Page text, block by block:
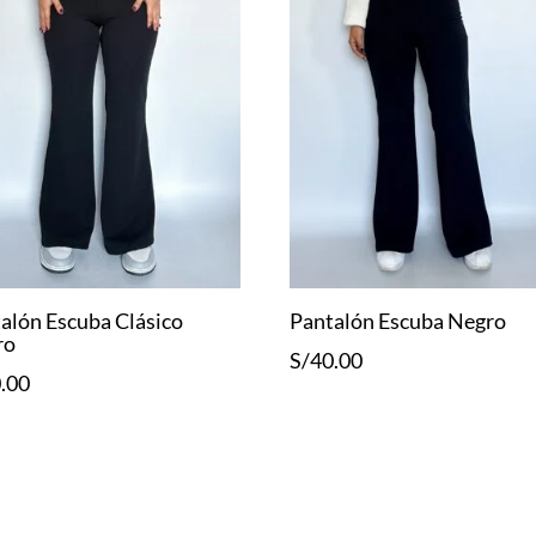
Escuba Clásico
Pantalón Escuba Negro
S/40.00